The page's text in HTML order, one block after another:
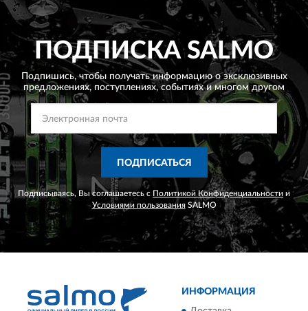
ПОДПИСКАSALMO
Подпишись, чтобы получать информацию о эксклюзивных
предложениях, поступлениях, событиях и многом другом
ПОДПИСАТЬСЯ
Подписываясь, Вы соглашаетесь с Политикой Конфиденциальности и
Условиями пользованияSALMO
ИНФОРМАЦИЯ